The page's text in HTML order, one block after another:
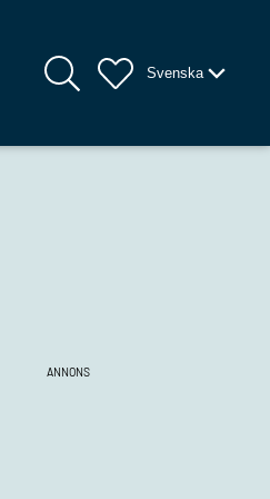
Svenska
ANNONS